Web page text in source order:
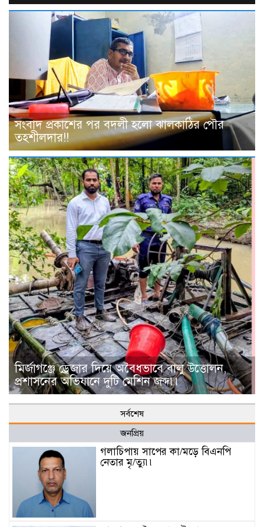
সংবাদ প্রকাশের পর বদলী হলো ঝালকাঠির পৌর
তহশীলদার!!
মির্জাগঞ্জে ড্রেজার দিয়ে অবৈধভাবে বালু উত্তোলন,
প্রশাসনের অভিযানে দুটি মেশিন জব্দ৷৷
সর্বশেষ
জনপ্রিয়
গলাচিপায় সাপের কা/মড়ে বিএনপি
নেতার মৃ/ত্যু৷৷